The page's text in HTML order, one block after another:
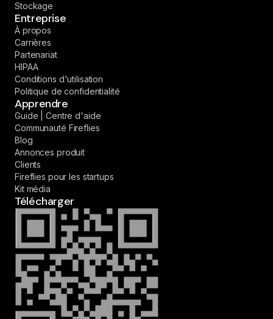
Stockage
Entreprise
À propos
Carrières
Partenariat
HIPAA
Conditions d'utilisation
Politique de confidentialité
Apprendre
Guide | Centre d'aide
Communauté Fireflies
Blog
Annonces produit
Clients
Fireflies pour les startups
Kit média
Télécharger